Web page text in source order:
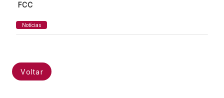
FCC
Notícias
Voltar